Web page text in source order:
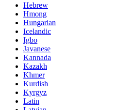
Hebrew
Hmong
Hungarian
Icelandic
Igbo
Javanese
Kannada
Kazakh
Khmer
Kurdish
Kyrgyz
Latin